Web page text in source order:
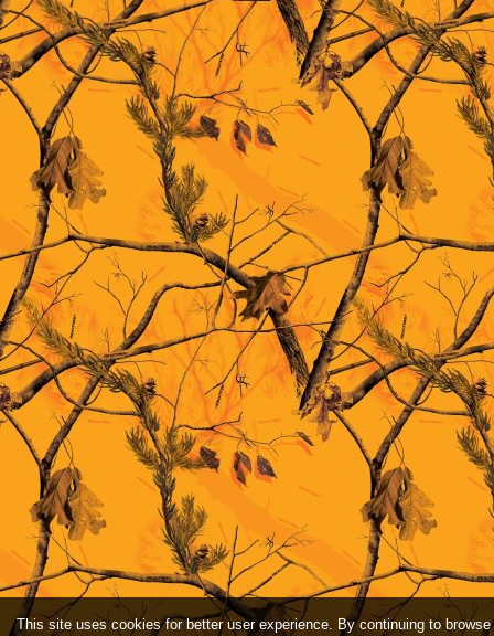
This site uses cookies for better user experience. By continuing to